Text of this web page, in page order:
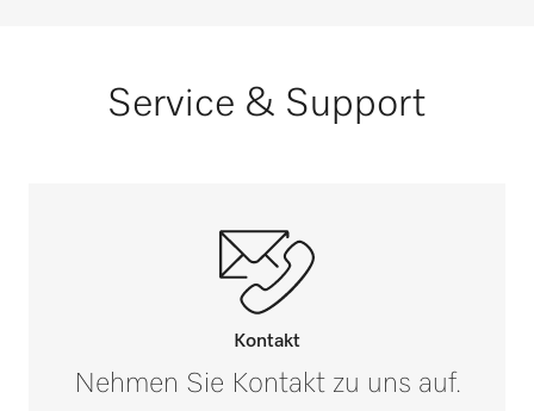
Service & Support
Kontakt
Nehmen Sie Kontakt zu uns auf.